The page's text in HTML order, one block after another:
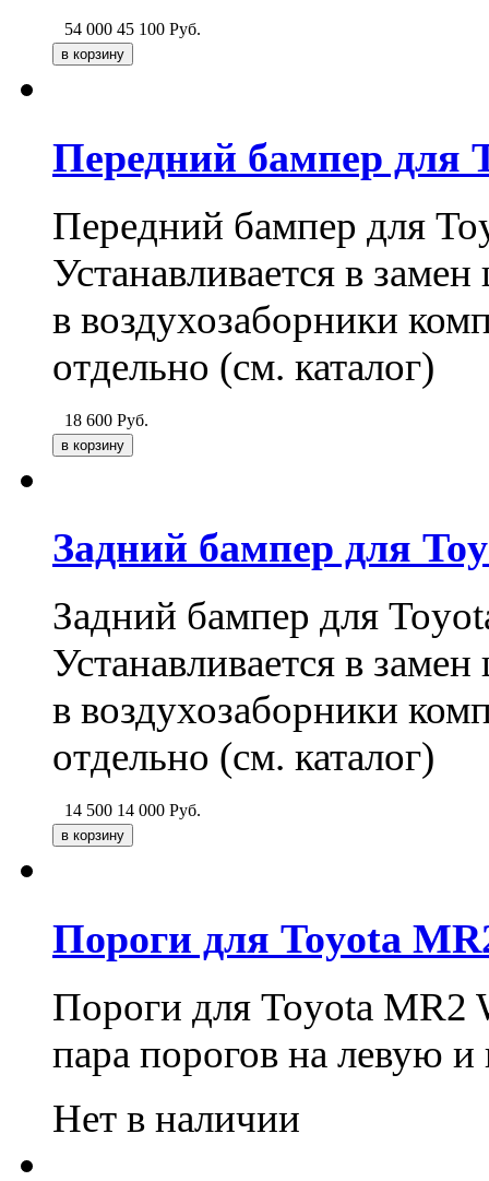
54 000 45 100 Руб.
Передний бампер для
Передний бампер для
Устанавливается в
в воздухозаборники
отдельно (см. каталог)
18 600 Руб.
Задний бампер для
Задний бампер для
Устанавливается в
в воздухозаборники
отдельно (см. каталог)
14 500 14 000 Руб.
Пороги для Toyota
Пороги для Toyota MR2
пара порогов на левую
Нет в наличии